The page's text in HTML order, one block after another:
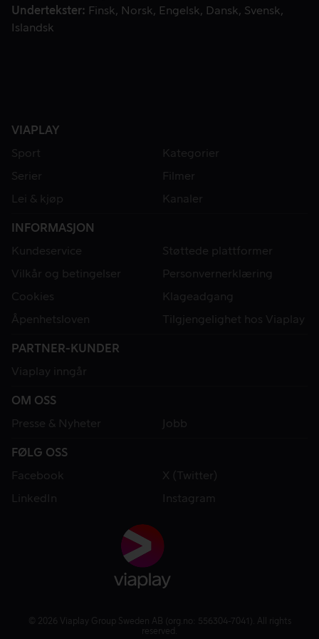
Undertekster
Finsk Norsk Engelsk Dansk
Svensk
Islandsk
VIAPLAY
Sport
Kategorier
Serier
Filmer
Lei & kjøp
Kanaler
INFORMASJON
Kundeservice
Støttede plattformer
Vilkår og betingelser
Personvernerklæring
Cookies
Klageadgang
Åpenhetsloven
Tilgjengelighet hos Viaplay
PARTNER-KUNDER
Viaplay inngår
OM OSS
Presse & Nyheter
Jobb
FØLG OSS
Facebook
X (Twitter)
LinkedIn
Instagram
© 2026 Viaplay Group Sweden AB (org.no: 556304-7041). All rights
reserved.